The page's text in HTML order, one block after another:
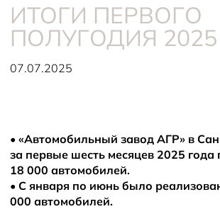
МОДЕЛИ
Solaris HC
Solaris KRX
ЦИФРОВОЙ
Оригинальные
Тест-драйв
Solaris
Solaris Забота
Плати частями
Запасные части
Запись на сервис
Гарантия
Руководства
Помощь на
О ДИЛЕРЕ
Контакты
Информация о
Новости
ИТОГИ ПЕРВОГО
ПОЛУГОДИЯ
07.07.2025
• «Автомобильный завод АГР» в
за первые шесть месяцев 2025 года
18 000 автомобилей.
• С января по июнь было
000 автомобилей.